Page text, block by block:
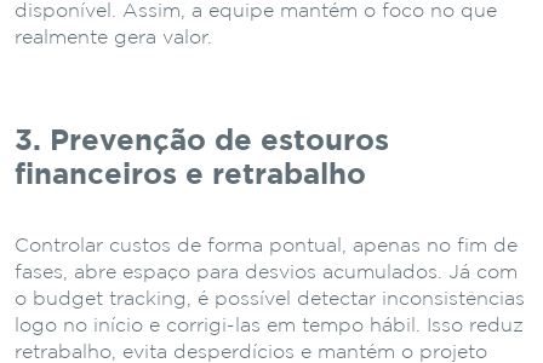
disponível. Assim, a equipe mantém o foco no que
realmente gera valor.
3. Prevenção de estouros
financeiros e retrabalho
Controlar custos de forma pontual, apenas no fim de
fases, abre espaço para desvios acumulados. Já com
o budget tracking, é possível detectar inconsistências
logo no início e corrigi-las em tempo hábil. Isso reduz
retrabalho, evita desperdícios e mantém o projeto